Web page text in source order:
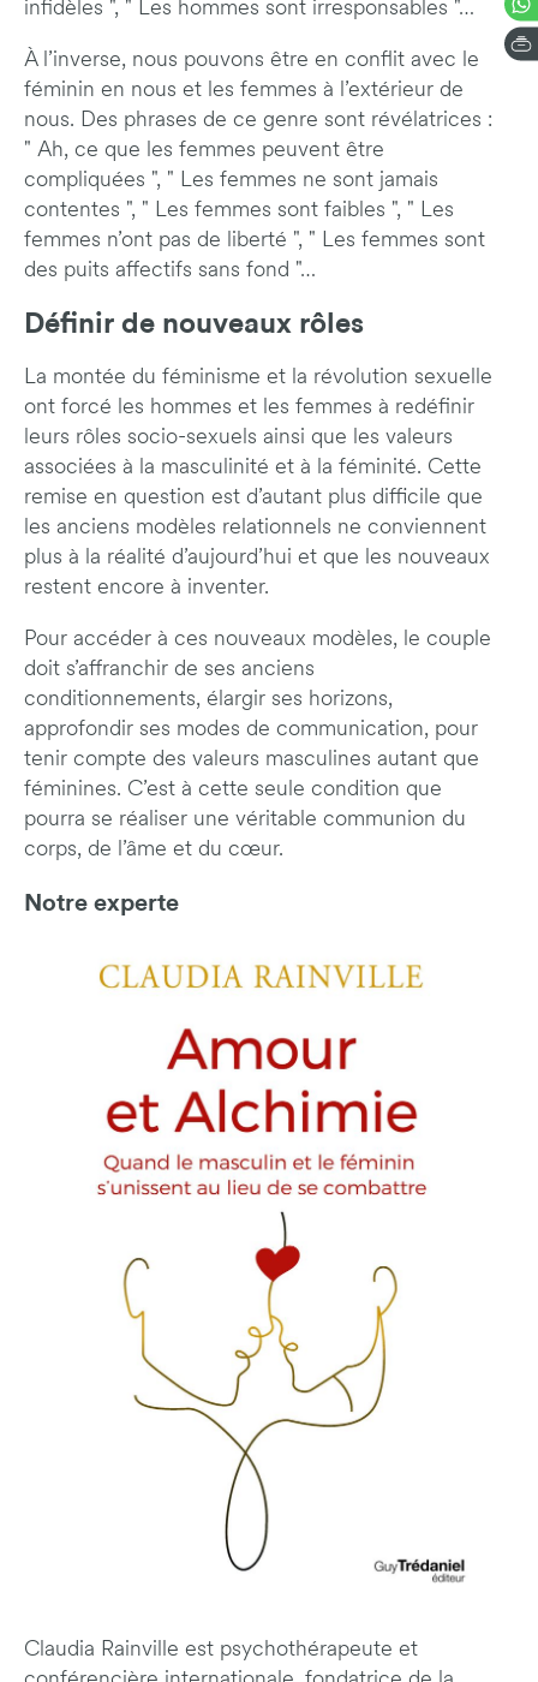
infidèles ", " Les hommes sont irresponsables "…
À l’inverse, nous pouvons être en conflit avec le
féminin en nous et les femmes à l’extérieur de
nous. Des phrases de ce genre sont révélatrices :
" Ah, ce que les femmes peuvent être
compliquées ", " Les femmes ne sont jamais
contentes ", " Les femmes sont faibles ", " Les
femmes n’ont pas de liberté ", " Les femmes sont
des puits affectifs sans fond "…
Définir de nouveaux rôles
La montée du féminisme et la révolution sexuelle
ont forcé les hommes et les femmes à redéfinir
leurs rôles socio-sexuels ainsi que les valeurs
associées à la masculinité et à la féminité. Cette
remise en question est d’autant plus difficile que
les anciens modèles relationnels ne conviennent
plus à la réalité d’aujourd’hui et que les nouveaux
restent encore à inventer.
Pour accéder à ces nouveaux modèles, le couple
doit s’affranchir de ses anciens
conditionnements, élargir ses horizons,
approfondir ses modes de communication, pour
tenir compte des valeurs masculines autant que
féminines. C’est à cette seule condition que
pourra se réaliser une véritable communion du
corps, de l’âme et du cœur.
Notre experte
Claudia Rainville est psychothérapeute et